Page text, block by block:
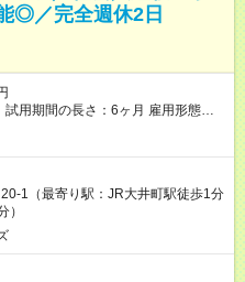
◎／完全週休2日
試用期間の長さ：6ヶ月 雇用形態、
1（最寄り駅：JR大井町駅徒歩1分
）